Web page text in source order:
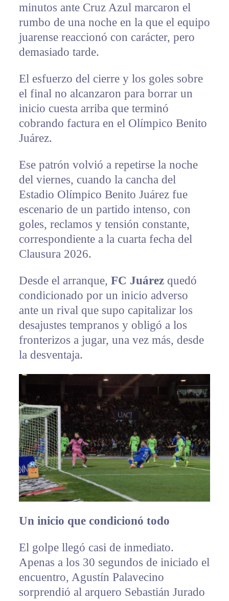
minutos ante Cruz Azul marcaron el
rumbo de una noche en la que el equipo
juarense reaccionó con carácter, pero
demasiado tarde.
El esfuerzo del cierre y los goles sobre
el final no alcanzaron para borrar un
inicio cuesta arriba que terminó
cobrando factura en el Olímpico Benito
Juárez.
Ese patrón volvió a repetirse la noche
del viernes, cuando la cancha del
Estadio Olímpico Benito Juárez fue
escenario de un partido intenso, con
goles, reclamos y tensión constante,
correspondiente a la cuarta fecha del
Clausura 2026.
Desde el arranque, FC Juárezquedó
condicionado por un inicio adverso
ante un rival que supo capitalizar los
desajustes tempranos y obligó a los
fronterizos a jugar, una vez más, desde
la desventaja.
Un inicio que condicionó todo
El golpe llegó casi de inmediato.
Apenas a los 30 segundos de iniciado el
encuentro, Agustín Palavecino
sorprendió al arquero Sebastián Jurado